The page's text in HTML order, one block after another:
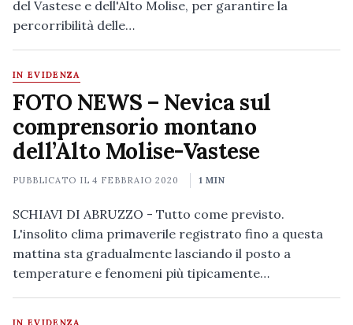
del Vastese e dell'Alto Molise, per garantire la
percorribilità delle…
IN EVIDENZA
FOTO NEWS – Nevica sul
comprensorio montano
dell’Alto Molise-Vastese
PUBBLICATO IL4 FEBBRAIO 2020 1 MIN
SCHIAVI DI ABRUZZO - Tutto come previsto.
L'insolito clima primaverile registrato fino a questa
mattina sta gradualmente lasciando il posto a
temperature e fenomeni più tipicamente…
IN EVIDENZA